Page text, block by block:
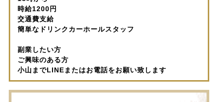
時給1200円
交通費支給
簡単なドリンクカーホールスタッフ
副業したい方
ご興味のある方
小山までLINEまたはお電話をお願い致します